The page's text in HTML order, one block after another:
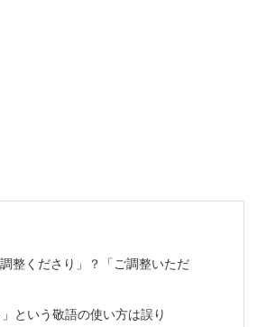
整くださり」？「ご調整いただ
という敬語の使い方は誤り